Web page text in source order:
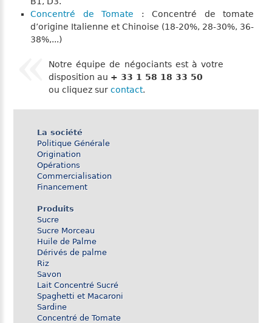
Concentré de Tomate : Concentré de tomate
d’origine Italienne et Chinoise (18-20%, 28-30%, 36-
38%,...)
Notre équipe de négociants est à votre
disposition au + 33 1 58 18 33 50
ou cliquez sur contact.
La société
Politique Générale
Origination
Opérations
Commercialisation
Financement
Produits
Sucre
Sucre Morceau
Huile de Palme
Dérivés de palme
Riz
Savon
Lait Concentré Sucré
Spaghetti et Macaroni
Sardine
Concentré de Tomate